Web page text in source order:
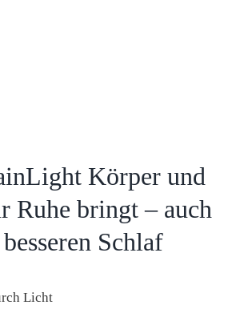
Körper und
Ruhe bringt – auch
Schlaf
Licht